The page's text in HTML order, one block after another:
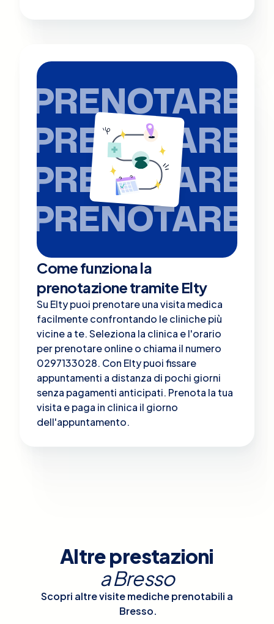
PRENOTARE
PRENOTARE
PRENOTARE
PRENOTARE
Come funziona la
prenotazione tramite Elty
Su Elty puoi prenotare una visita medica
facilmente confrontando le cliniche più
vicine a te. Seleziona la clinica e l'orario
per prenotare online o chiama il numero
0297133028. Con Elty puoi fissare
appuntamenti a distanza di pochi giorni
senza pagamenti anticipati. Prenota la tua
visita e paga in clinica il giorno
dell'appuntamento.
Altre prestazioni
aBresso
Scopri altre visite mediche prenotabili a
Bresso.